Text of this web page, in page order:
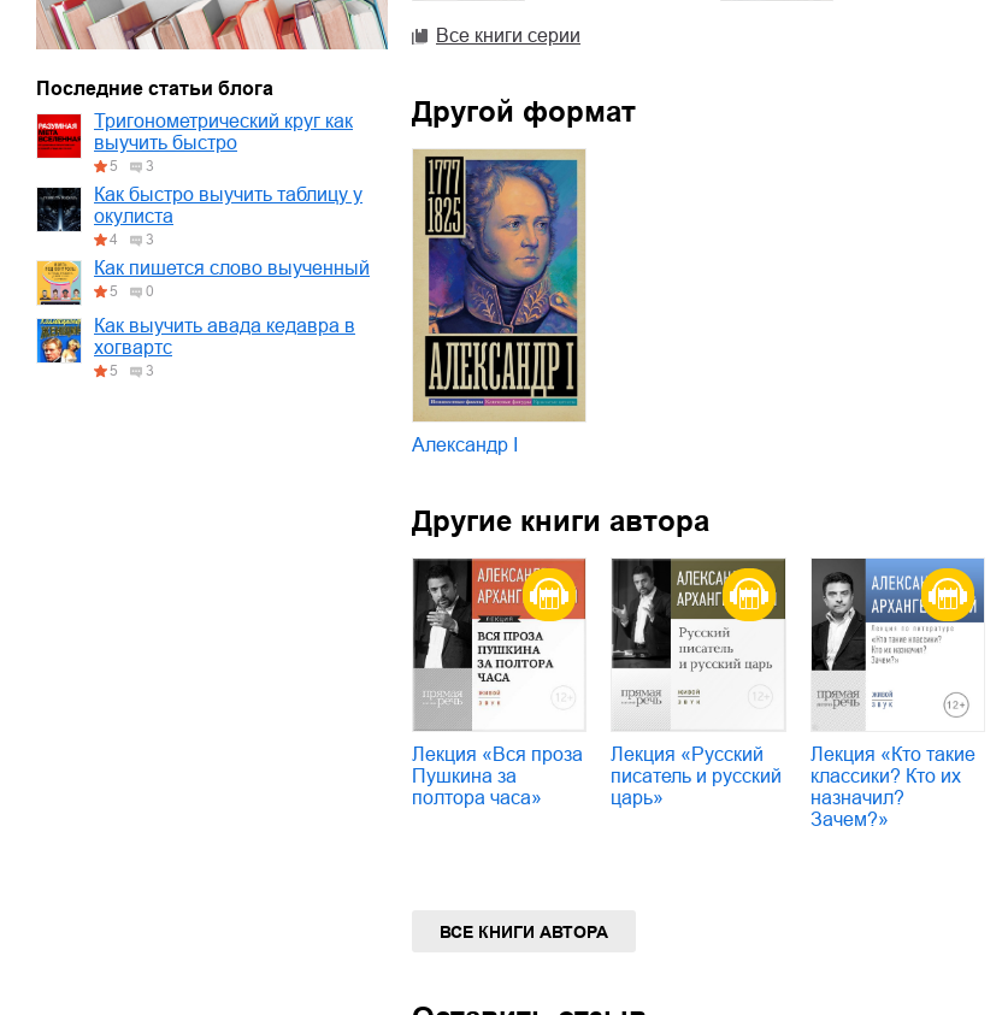
03.mp3 20:00
Последние статьи блога
Тригонометрический круг как
выучить быстро
5 3
Как быстро выучить таблицу у
окулиста
4 3
Как пишется слово выученный
5 0
Как выучить авада кедавра в
хогвартс
5 3
Все книги серии
Другой формат
Александр I
Другие книги автора
Лекция «Вся проза
Пушкина за
полтора часа»
Лекция «Русский
писатель и русский
царь»
Лекция «Кто такие
классики? Кто их
назначил?
Зачем?»
ВСЕ КНИГИ АВТОРА